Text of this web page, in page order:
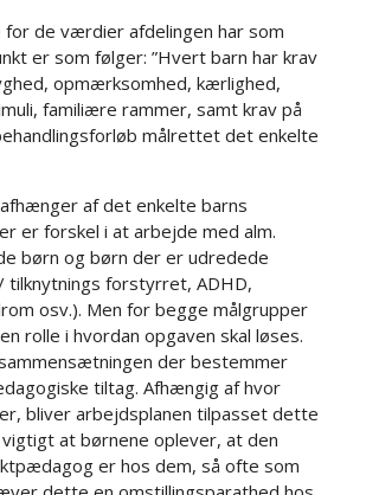
de værdier afdelingen har som
er som følger: ”Hvert barn har krav
opmærksomhed, kærlighed,
familiære rammer, samt krav på
målrettet det enkelte
af det enkelte barns
er forskel i at arbejde med alm.
børn og børn der er udredede
tilknytnings forstyrret, ADHD,
osv.). Men for begge målgrupper
rolle i hvordan opgaven skal løses.
der bestemmer
tiltag. Afhængig af hvor
bliver arbejdsplanen tilpasset dette
at børnene oplever, at den
er hos dem, så ofte som